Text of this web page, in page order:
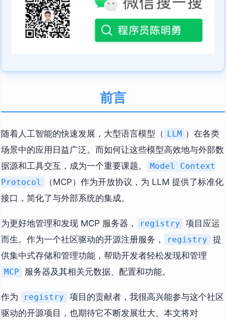
前言
随着人工智能的快速发展，大型语言模型（ LLM ）在各类
场景中的应用日益广泛。而如何让这些模型高效地与外部数
据源和工具交互，成为一个重要课题。
Model Context
Protocol
（MCP）作为开放协议，为 LLM 提供了标准化
接口，简化了与外部系统的集成。
为更好地管理和发现 MCP 服务器， registry
项目应运
而生。作为一个社区驱动的开源注册服务，
registry
提
供集中式存储和管理功能，帮助开发者轻松发现和管理
MCP 服务器及其相关元数据、配置和功能。
作为 registry
项目的贡献者，我很高兴能参与这个社区
驱动的开源项目，也期待它不断发展壮大。本文将对